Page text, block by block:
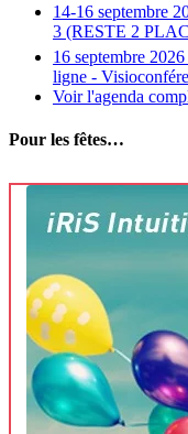
14-16 septembre
3 (RESTE 2
16 septembre
ligne -
Voir l'agenda
Pour les fêtes…